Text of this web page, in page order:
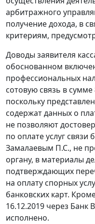
арбитражного
получение дохода, в
критериям,
Доводы заявителя
обоснованном
профессиональных
сотовую связь в
поскольку
содержат данных о
не позволяют
по оплате услуг
Замалаевым П.С., не
органу, в материалы
подтверждающих
на оплату спорных
банковских карт.
16.12.2019 через Банк
исполнено.